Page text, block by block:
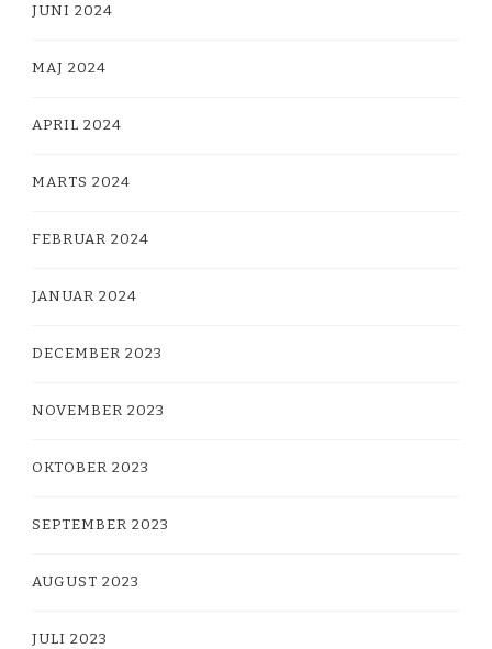
JUNI 2024
MAJ 2024
APRIL 2024
MARTS 2024
FEBRUAR 2024
JANUAR 2024
DECEMBER 2023
NOVEMBER 2023
OKTOBER 2023
SEPTEMBER 2023
AUGUST 2023
JULI 2023